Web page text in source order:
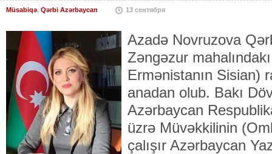
Müsabiqə, Qərbi Azərbaycan 13 сентября
Azadə Novruzova
Zəngəzur
Ermənistanın Sisian)
anadan olub. Bakı
Azərbaycan
üzrə Müvəkkilinin
çalışır Azərbaycan